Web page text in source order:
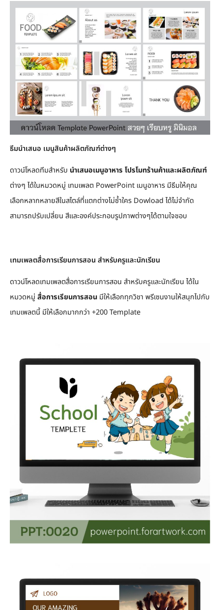
ธีมนำเสนอ เมนูสินค้าผลิตภัณฑ์ต่างๆ​
ดาวน์โหลดทีมสำหรับ นำเสนอเมนูอาหาร โปรโมทร้านค้าและผลิตภัณฑ์
ต่างๆ ได้ในหมวดหมู่ เทมเพลต PowerPoint เมนูอาหาร มีธีมให้คุณ
เลือกหลากหลายสีในสไตล์ที่แตกต่างไม่ซ้ำใคร Dowload ได้ไม่จำกัด
สามารถปรับเปลี่ยน สีและองค์ประกอบรูปภาพต่างๆได้ตามใจชอบ
เทมเพลตสื่อการเรียนการสอน สำหรับครูและนักเรียน
ดาวน์โหลดเทมเพลตสื่อการเรียนการสอน สำหรับครูและนักเรียน ได้ใน
หมวดหมู่ สื่อการเรียนการสอน มีให้เลือกทุกวิชา พรีเซนงานให้สนุกไปกับ
เทมเพลตนี้ มีให้เลือกมากกว่า +200 Template